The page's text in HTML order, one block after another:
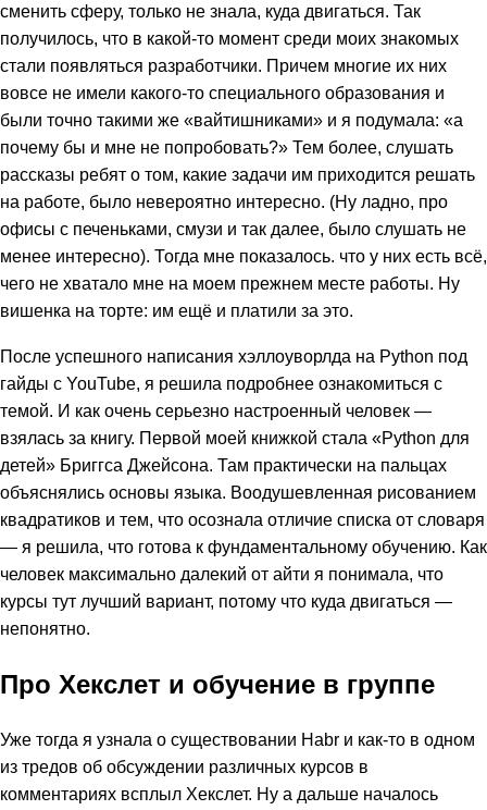
сменить сферу, только не знала, куда двигаться. Так
получилось, что в какой-то момент среди моих знакомых
стали появляться разработчики. Причем многие их них
вовсе не имели какого-то специального образования и
были точно такими же «вайтишниками» и я подумала: «а
почему бы и мне не попробовать?» Тем более, слушать
рассказы ребят о том, какие задачи им приходится решать
на работе, было невероятно интересно. (Ну ладно, про
офисы с печеньками, смузи и так далее, было слушать не
менее интересно). Тогда мне показалось. что у них есть всё,
чего не хватало мне на моем прежнем месте работы. Ну
вишенка на торте: им ещё и платили за это.
После успешного написания хэллоуворлда на Python под
гайды с YouTube, я решила подробнее ознакомиться с
темой. И как очень серьезно настроенный человек —
взялась за книгу. Первой моей книжкой стала «Python для
детей» Бриггса Джейсона. Там практически на пальцах
объяснялись основы языка. Воодушевленная рисованием
квадратиков и тем, что осознала отличие списка от словаря
— я решила, что готова к фундаментальному обучению. Как
человек максимально далекий от айти я понимала, что
курсы тут лучший вариант, потому что куда двигаться —
непонятно.
Про Хекслет и обучение в группе
Уже тогда я узнала о существовании Habr и как-то в одном
из тредов об обсуждении различных курсов в
комментариях всплыл Хекслет. Ну а дальше началось